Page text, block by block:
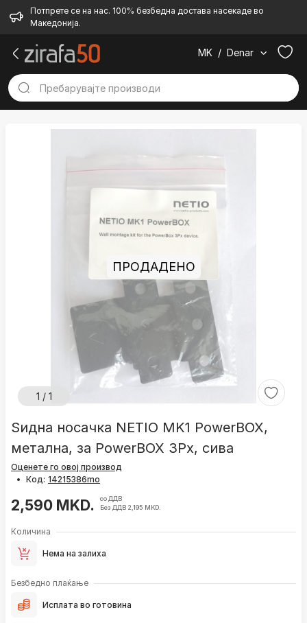
Потпрете се на нас. 100% безбедна достава насекаде во
Македонија.
MK / Denar
1 / 1
ПРОДАДЕНО
Ѕидна носачка NETIO MK1 PowerBOX,
метална, за PowerBOX 3Px, сива
Оценете го овој производ
• Код:
2,590 MKD.
со ДДВ
Без ДДВ 2,195 MKD.
Количина
Нема на залиха
Безбедно плаќање
Исплата во готовина